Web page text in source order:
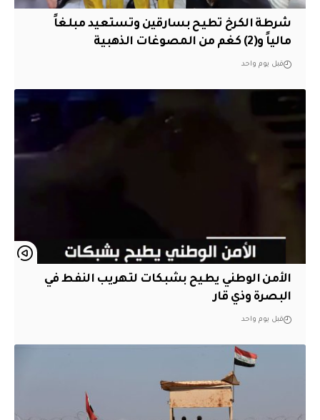
شرطة الكرخ تطيح بسارقين وتستعيد مبلغاً
مالياً و(2) كغم من المصوغات الذهبية
قبل يوم واحد
الأمن الوطني يطيح بشبكات لتهريب النفط في
البصرة وذي قار
قبل يوم واحد